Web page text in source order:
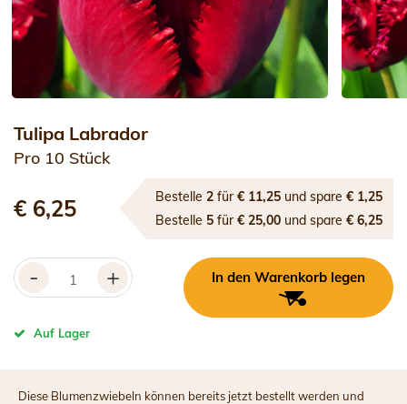
Tulipa Labrador
Pro 10 Stück
€ 6,25 Bestelle2 für€ 11,25 und spare€ 1,25
Bestelle 5 für€ 25,00 und spare€ 6,25
- + In den Warenkorb legen
Auf Lager
Diese Blumenzwiebeln können bereits jetzt bestellt werden und